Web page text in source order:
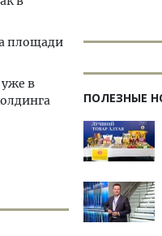
площади
в
ПОЛЕЗНЫЕ